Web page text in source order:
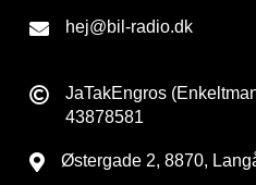
hej@bil-radio.dk
JaTakEngros
43878581
Østergade 2, 8870,